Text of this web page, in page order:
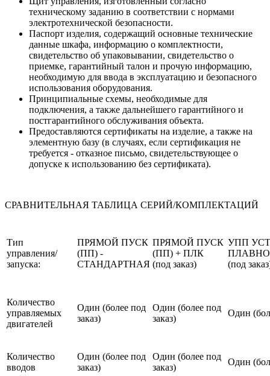
техническому заданию в соответствии с нормами
электротехнической безопасности.
Паспорт изделия, содержащий основные технические
данные шкафа, информацию о комплектности,
свидетельство об упаковывании, свидетельство о
приемке, гарантийный талон и прочую информацию,
необходимую для ввода в эксплуатацию и безопасного
использования оборудования.
Принципиальные схемы, необходимые для
подключения, а также дальнейшего гарантийного и
постгарантийного обслуживания объекта.
Предоставляются сертификаты на изделие, а также на
элементную базу (в случаях, если сертификация не
требуется - отказное письмо, свидетельствующее о
допуске к использованию без сертификата).
СРАВНИТЕЛЬНАЯ ТАБЛИЦА СЕРИЙ/КОМПЛЕКТАЦИЙ
Тип
управления/
запуска:
ПРЯМОЙ ПУСК
(ПП) -
СТАНДАРТНАЯ
ПРЯМОЙ ПУСК
(ПП) + ПЛК
(под заказ)
УПП
(под
Количество
управляемых
двигателей
Один (более под
заказ)
Один (более под
заказ)
Один
Количество
вводов
Один (более под
заказ)
Один (более под
заказ)
Один